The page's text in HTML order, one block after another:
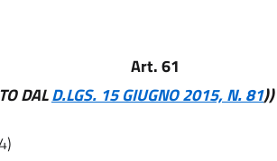
Art. 61
DALD.LGS. 15 GIUGNO 2015, N. 81))